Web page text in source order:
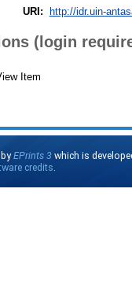
URI: http://idr.uin-
(login
Item
EPrints 3 which is
credits.